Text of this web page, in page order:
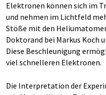
Elektronen können sich im
und nehmen im Lichtfeld
Stöße mit den
Doktorand bei Markus Koch
Diese Beschleunigung
viel schnelleren Elektronen.
Die Interpretation der